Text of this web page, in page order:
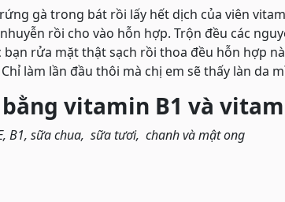
gà trong bát rồi lấy hết dịch của viên
rồi cho vào hỗn hợp. Trộn đều các
bạn rửa mặt thật sạch rồi thoa đều hỗn hợp
làm lần đầu thôi mà chị em sẽ thấy làn da
vitamin B1 và
B1, sữa chua, sữa tươi, chanh và mật ong